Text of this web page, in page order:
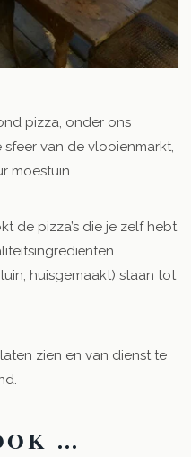
pizza, onder ons
van de vlooienmarkt,
moestuin.
de pizza’s die je zelf hebt
huisgemaakt) staan ​​tot
zien en van dienst te
…